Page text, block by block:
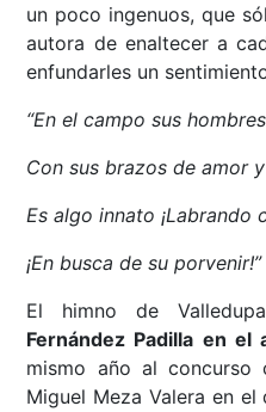
un poco ingenuos, que
autora de enaltecer a
enfundarles un
“En el campo sus
Con sus brazos de amor
Es algo innato ¡Labrando
¡En busca de su porvenir!”
El himno de
Fernández Padilla en el
mismo año al concurso
Miguel Meza Valera en